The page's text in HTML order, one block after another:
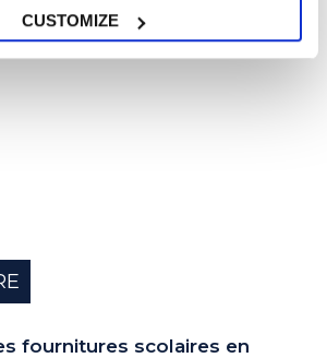
CUSTOMIZE
fournitures scolaires en